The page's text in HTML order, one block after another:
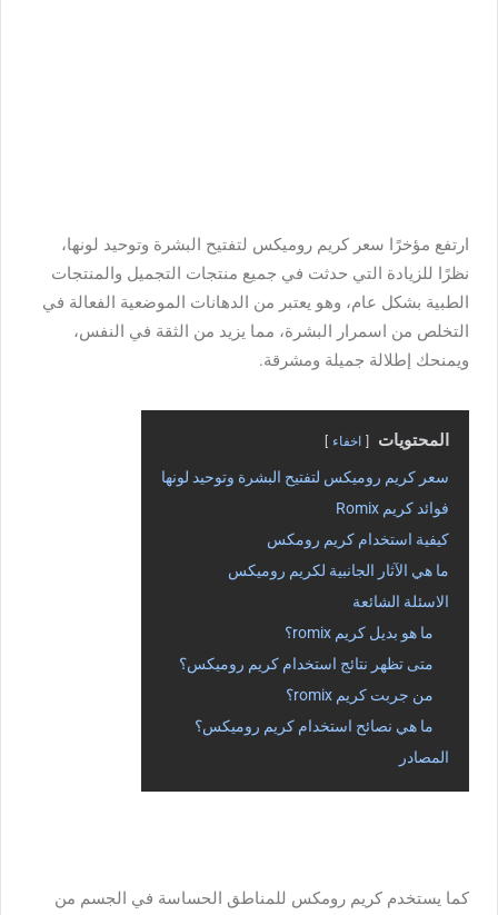
ارتفع مؤخرًا سعر كريم روميكس لتفتيح البشرة وتوحيد لونها،
نظرًا للزيادة التي حدثت في جميع منتجات التجميل والمنتجات
الطبية بشكل عام، وهو يعتبر من الدهانات الموضعية الفعالة في
التخلص من اسمرار البشرة، مما يزيد من الثقة في النفس،
ويمنحك إطلالة جميلة ومشرقة.
المحتويات اخفاء
سعر كريم روميكس لتفتيح البشرة وتوحيد لونها
فوائد كريم Romix
كيفية استخدام كريم رومكس
ما هي الآثار الجانبية لكريم روميكس
الاسئلة الشائعة
ما هو بديل كريم romix؟
متى تظهر نتائج استخدام كريم روميكس؟
من جربت كريم romix؟
ما هي نصائح استخدام كريم روميكس؟
المصادر
كما يستخدم كريم رومكس للمناطق الحساسة في الجسم من